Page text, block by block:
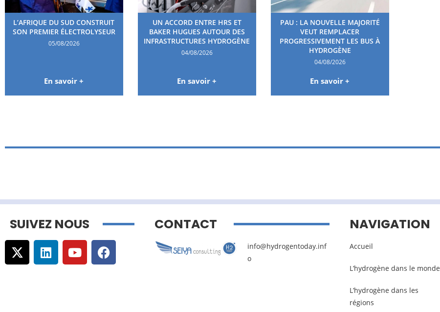
L’AFRIQUE DU SUD CONSTRUIT
SON PREMIER ÉLECTROLYSEUR
05/08/2026
En savoir +
UN ACCORD ENTRE HRS ET
BAKER HUGUES AUTOUR DES
INFRASTRUCTURES HYDROGÈNE
04/08/2026
En savoir +
PAU : LA NOUVELLE MAJORITÉ
VEUT REMPLACER
PROGRESSIVEMENT LES BUS À
HYDROGÈNE
04/08/2026
En savoir +
SUIVEZ NOUS CONTACT
info@hydrogentoday.inf
o
NAVIGATION
Accueil
L’hydrogène dans le monde
L’hydrogène dans les
régions